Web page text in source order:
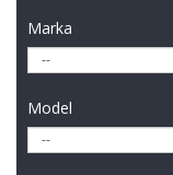
Marka
Model